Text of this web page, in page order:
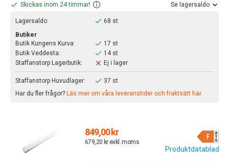
Skickas inom 24 timmar! Se lagersaldo
Lagersaldo:
68 st
Butiker
Butik Kungens Kurva:
17 st
Butik Veddesta:
14 st
Staffanstorp Lagerbutik:
Ej i lager
Staffanstorp Huvudlager:
37 st
Har du fler frågor? Läs mer om våra leveranstider och fraktsätt här.
Produktdatablad
849,00 kr
679,20 kr exkl. moms